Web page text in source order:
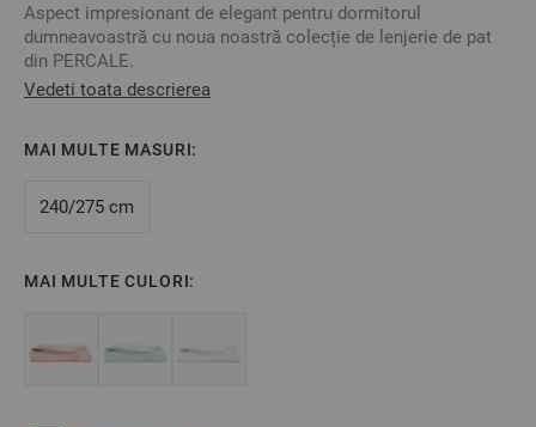
Aspect impresionant de elegant pentru dormitorul
dumneavoastră cu noua noastră colecție de lenjerie de pat
din PERCALE.
Țesătură densă și fin țesută, cu finisaj mat. Oferiți-vă
și lux în patru culori delicate.
creați un set doar pentru dumneavoastră.
Compoziție: Percale 50% bumbac / 50% bambus
Vedeti toata descrierea
MAI MULTE MASURI:
240/275 cm
MAI MULTE CULORI: